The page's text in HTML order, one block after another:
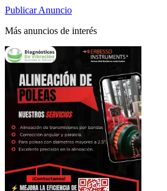
Publicar Anuncio
Más anuncios de interés